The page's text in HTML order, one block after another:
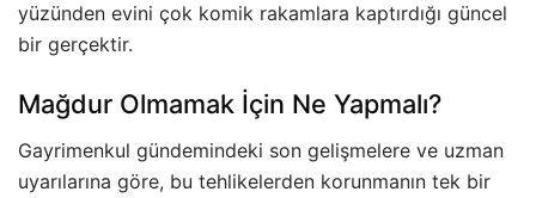
yüzünden evini çok komik rakamlara kaptırdığı güncel
bir gerçektir.
Mağdur Olmamak İçin Ne Yapmalı?
Gayrimenkul gündemindeki son gelişmelere ve uzman
uyarılarına göre, bu tehlikelerden korunmanın tek bir